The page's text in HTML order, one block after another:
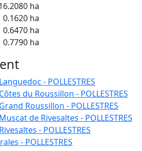
ha
0.1620 ha
0.6470 ha
0.7790 ha
5.8750 ha
7.0990 ha
5.7570 ha
7.0720 ha
7.1690 ha
5.4820 ha
8.5140 ha
- POLLESTRES
du Roussillon - POLLESTRES
Roussillon - POLLESTRES
de Rivesaltes - POLLESTRES
- POLLESTRES
- POLLESTRES